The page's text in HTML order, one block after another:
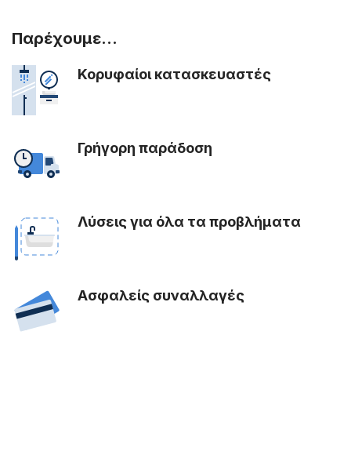
Παρέχουμε...
Κορυφαίοι κατασκευαστές
Γρήγορη παράδοση
Λύσεις για όλα τα προβλήματα
Ασφαλείς συναλλαγές